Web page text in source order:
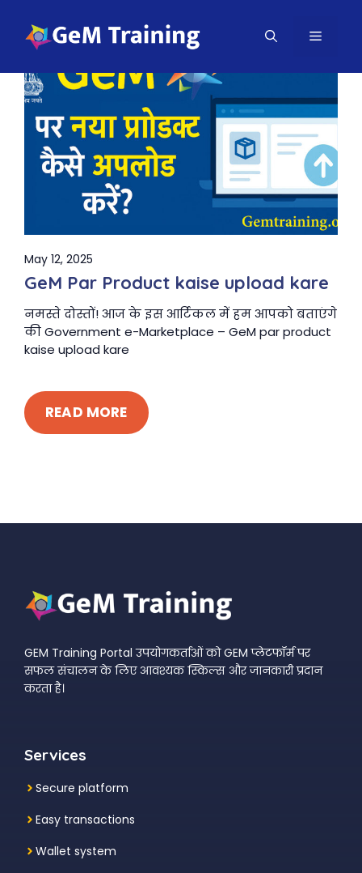
content
MENU
May 12, 2025
GeM Par Product kaise upload kare
नमस्ते दोस्तों! आज के इस आर्टिकल में हम आपको बताएंगे
की Government e-Marketplace – GeM par product
kaise upload kare
READ MORE
GEM Training Portal उपयोगकर्ताओं को GEM प्लेटफॉर्म पर
सफल संचालन के लिए आवश्यक स्किल्स और जानकारी प्रदान
करता है।
Services
Secure platform
Easy transactions
Wallet system